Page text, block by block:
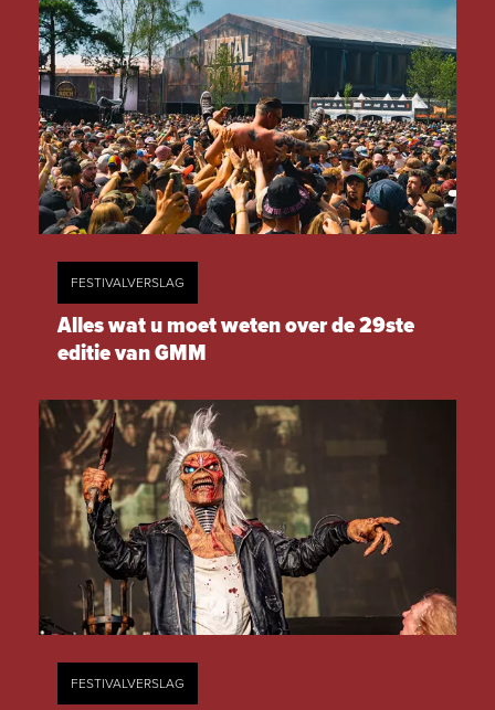
FESTIVALVERSLAG
Alles wat u moet weten over de 29ste
editie van GMM
FESTIVALVERSLAG